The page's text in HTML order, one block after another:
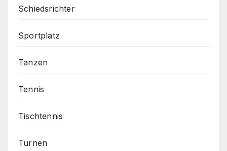
Schiedsrichter
Sportplatz
Tanzen
Tennis
Tischtennis
Turnen